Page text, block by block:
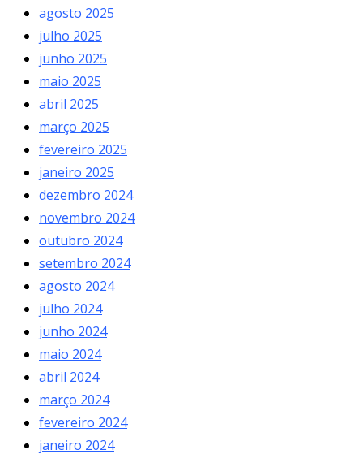
agosto 2025
julho 2025
junho 2025
maio 2025
abril 2025
março 2025
fevereiro 2025
janeiro 2025
dezembro 2024
novembro 2024
outubro 2024
setembro 2024
agosto 2024
julho 2024
junho 2024
maio 2024
abril 2024
março 2024
fevereiro 2024
janeiro 2024